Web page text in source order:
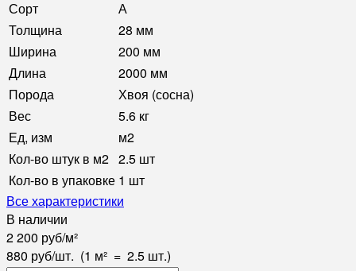
Сорт
А
Толщина
28 мм
Ширина
200 мм
Длина
2000 мм
Порода
Хвоя (сосна)
Вес
5.6 кг
Ед, изм
м2
Кол-во штук в м2 2.5 шт
Кол-во в упаковке 1 шт
Все характеристики
В наличии
2 200 руб/м²
880 руб/шт. (1 м² = 2.5 шт.)